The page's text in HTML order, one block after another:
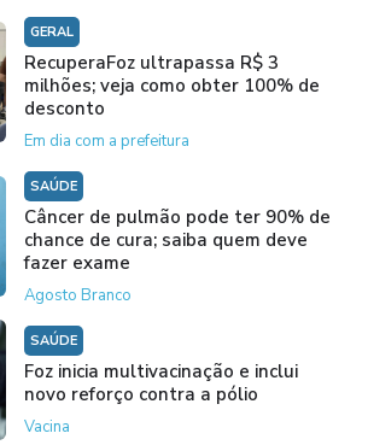
GERAL
RecuperaFoz ultrapassa R$ 3
milhões; veja como obter 100% de
desconto
Em dia com a prefeitura
SAÚDE
Câncer de pulmão pode ter 90% de
chance de cura; saiba quem deve
fazer exame
Agosto Branco
SAÚDE
Foz inicia multivacinação e inclui
novo reforço contra a pólio
Vacina